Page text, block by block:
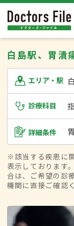
白島駅、胃潰
エリア・駅
診療科目
詳細条件
※該当する疾患に
表示しております
合は、ご希望の診
機関に直接ご確認